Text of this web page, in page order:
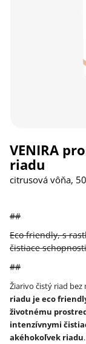
##
Eco friendly, s
čistiace
##
Žiarivo čistý riad
riadu je eco
životnému
intenzívnymi
akéhokoľvek riadu
VENIRA
riadu
citrusová vôňa,